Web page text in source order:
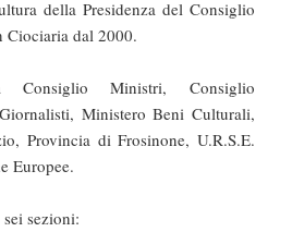
della Presidenza del Consiglio
Ciociaria dal 2000.
Consiglio Ministri, Consiglio
Ministero Beni Culturali,
Provincia di Frosinone, U.R.S.E.
Europee.
sezioni: